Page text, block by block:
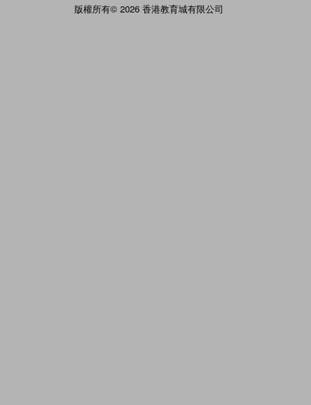
版權所有© 2026 香港教育城有限公司